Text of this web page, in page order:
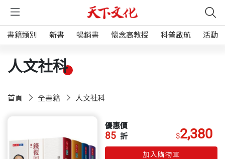
書籍類別 新書 暢銷書 懷念高教授 科普啟航 活動
人文社科
首頁 全書籍 人文社科
優惠價
85 折 $2,380
加入購物車